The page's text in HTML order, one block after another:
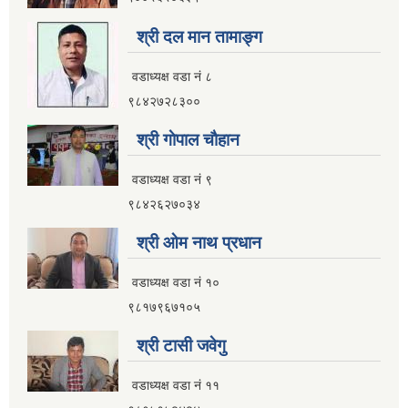
श्री दल मान तामाङ्ग
वडाध्यक्ष वडा नं ८
९८४२७२८३००
श्री गाेपाल चाैहान
वडाध्यक्ष वडा नं ९
९८४२६२७०३४
श्री ओम नाथ प्रधान
वडाध्यक्ष वडा नं १०
९८१७९६७१०५
श्री टासी जवेगु
वडाध्यक्ष वडा नं ११